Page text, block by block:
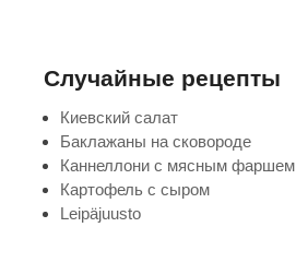
Случайные рецепты
Киевский салат
Баклажаны на сковороде
Каннеллони с мясным фаршем
Картофель с сыром
Leipäjuusto